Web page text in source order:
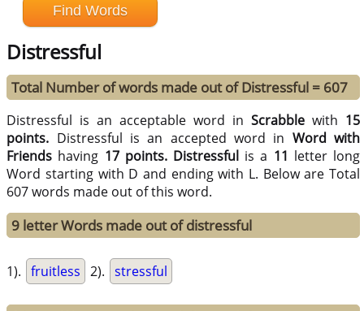
Distressful
Total Number of words made out of Distressful = 607
Distressful is an acceptable word inScrabble with 15
points. Distressful is an accepted word in Word with
Friends having 17 points. Distressful is a 11 letter long
Word starting with D and ending with L. Below are Total
607 words made out of this word.
9 letter Words made out of distressful
1). fruitless 2). stressful